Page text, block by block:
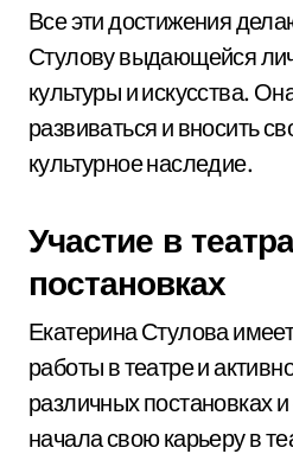
Все эти достижения
Стулову выдающейся
культуры и искусства.
развиваться и вносить
культурное наследие.
Участие в
постановках
Екатерина Стулова
работы в театре и
различных постановках
начала свою карьеру в